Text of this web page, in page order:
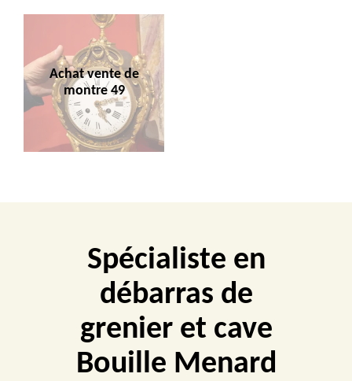
Achat vente de
montre 49
Spécialiste en
débarras de
grenier et cave
Bouille Menard